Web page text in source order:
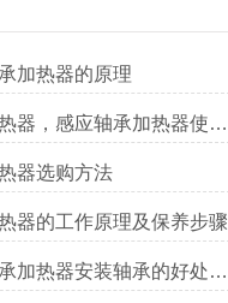
加热器的原理
轴承加热器，感应轴承加热器使用常见问题总结！
器选购方法
器的工作原理及保养步骤
使用轴承加热器安装轴承的好处及优势——宁波利德